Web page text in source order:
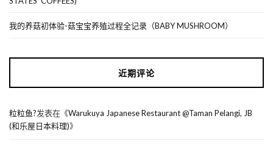
我的养菇初体验-菇宝宝养殖过程全记录（BABY MUSHROOM）
近期评论
粒粒鱼?发表在《Warukuya Japanese Restaurant @Taman Pelangi, JB
(和乐屋日本料理)》